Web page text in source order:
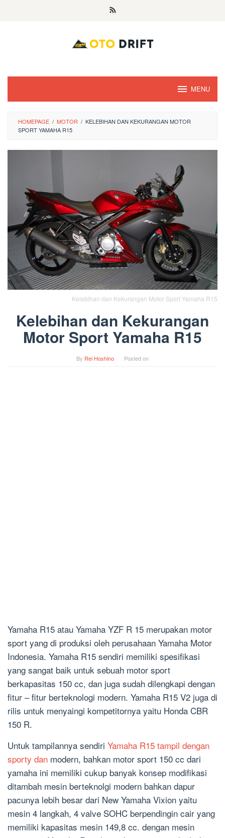
MENU
HOMEPAGE / MOTOR / KELEBIHAN DAN KEKURANGAN MOTOR
SPORT YAMAHA R15
Kelebihan dan Kekurangan Motor Sport Yamaha R15
Kelebihan dan Kekurangan
Motor Sport Yamaha R15
By Rei Hoshino Posted on
Yamaha R15 atau Yamaha YZF R 15 merupakan motor
sport yang di produksi oleh perusahaan Yamaha Motor
Indonesia. Yamaha R15 sendiri memiliki spesifikasi
yang sangat baik untuk sebuah motor sport
berkapasitas 150 cc, dan juga sudah dilengkapi dengan
fitur – fitur berteknologi modern. Yamaha R15 V2 juga di
rilis untuk menyaingi kompetitornya yaitu Honda CBR
150 R.
Untuk tampilannya sendiri Yamaha R15 tampil dengan
sporty dan modern, bahkan motor sport 150 cc dari
yamaha ini memiliki cukup banyak konsep modifikasi
ditambah mesin berteknolgi modern bahkan dapur
pacunya lebih besar dari New Yamaha Vixion yaitu
mesin 4 langkah, 4 valve SOHC berpendingin cair yang
memiliki kapasitas mesin 149,8 cc. dengan mesin